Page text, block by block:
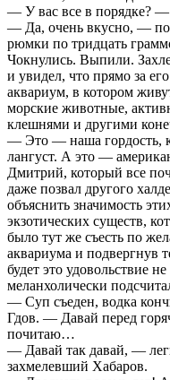
— У вас все в порядке? —
— Да, очень вкусно, —
рюмки по тридцать
Чокнулись. Выпили.
и увидел, что прямо за
аквариум, в котором
морские животные,
клешнями и другими
— Это — наша гордость,
лангуст. А это —
Дмитрий, который все
даже позвал другого
объяснить значимость
экзотических существ,
было тут же съесть по
аквариума и подвергнув
будет это удовольствие
меланхолически
— Суп съеден, водка
Гдов. — Давай перед
почитаю…
— Давай так давай, —
захмелевший Хабаров.